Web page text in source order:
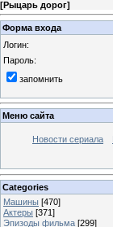
[Рыцарь дорог]
Форма входа
Логин:
Пароль:
запомнить
Меню сайта
Новости сериала
Categories
Машины [470]
Актеры [371]
Эпизоды фильма [299]